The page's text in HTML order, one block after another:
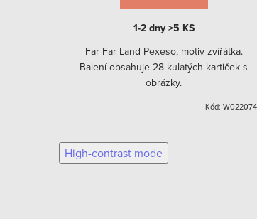
1-2 dny >5 KS
Far Far Land Pexeso, motiv zvířátka.
Balení obsahuje 28 kulatých kartiček s
obrázky.
Kód: W022074
High-contrast mode